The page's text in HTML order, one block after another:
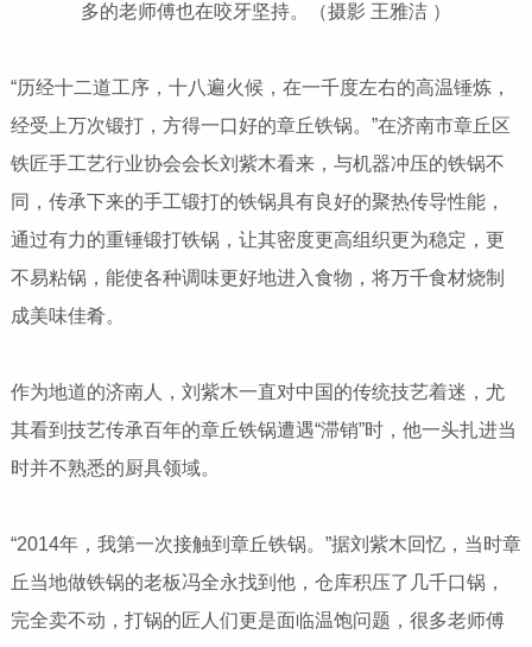
多的老师傅也在咬牙坚持。（摄影 王雅洁 ）
“历经十二道工序，十八遍火候，在一千度左右的高温锤炼，
经受上万次锻打，方得一口好的章丘铁锅。”在济南市章丘区
铁匠手工艺行业协会会长刘紫木看来，与机器冲压的铁锅不
同，传承下来的手工锻打的铁锅具有良好的聚热传导性能，
通过有力的重锤锻打铁锅，让其密度更高组织更为稳定，更
不易粘锅，能使各种调味更好地进入食物，将万千食材烧制
成美味佳肴。
作为地道的济南人，刘紫木一直对中国的传统技艺着迷，尤
其看到技艺传承百年的章丘铁锅遭遇“滞销”时，他一头扎进当
时并不熟悉的厨具领域。
“2014年，我第一次接触到章丘铁锅。”据刘紫木回忆，当时章
丘当地做铁锅的老板冯全永找到他，仓库积压了几千口锅，
完全卖不动，打锅的匠人们更是面临温饱问题，很多老师傅